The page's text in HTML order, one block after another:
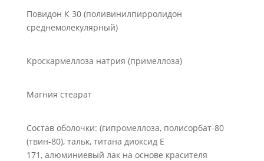
Повидон К 30 (поливинилпирролидон
среднемолекулярный)
Кроскармеллоза натрия (примеллоза)
Магния стеарат
Состав оболочки: (гипромеллоза, полисорбат-80
(твин-80), тальк, титана диоксид Е
171, алюминиевый лак на основе красителя